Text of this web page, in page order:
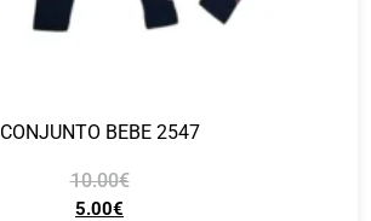
CONJUNTO BEBE 2547
10.00€
5.00€